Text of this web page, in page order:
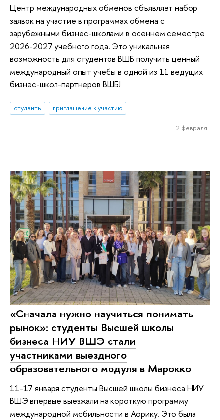
Центр международных обменов объявляет набор
заявок на участие в программах обмена с
зарубежными бизнес-школами в осеннем семестре
2026-2027 учебного года. Это уникальная
возможность для студентов ВШБ получить ценный
международный опыт учебы в одной из 11 ведущих
бизнес-школ-партнеров ВШБ!
студенты приглашение к участию
2 февраля
«Cначала нужно научиться понимать
рынок»: студенты Высшей школы
бизнеса НИУ ВШЭ стали
участниками выездного
образовательного модуля в Марокко
11-17 января студенты Высшей школы бизнеса НИУ
ВШЭ впервые выезжали на короткую программу
международной мобильности в Африку. Это была